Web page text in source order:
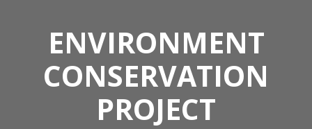
ENVIRONMENT
CONSERVATION
PROJECT